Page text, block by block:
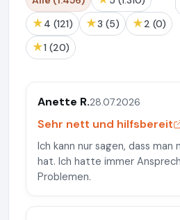
★ 4 (121) ★ 3 (5) ★ 2 (0)
★ 1 (20)
Anette R.28.07.2026
Sehr nett und hilfsbereit
Ich kann nur sagen, dass man
hat. Ich hatte immer
Problemen.